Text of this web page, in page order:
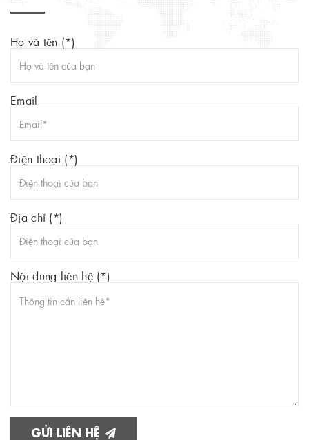
Họ và tên (*)
Email
Điện thoại (*)
Địa chỉ (*)
Nội dung liên hệ (*)
GỬI LIÊN HỆ